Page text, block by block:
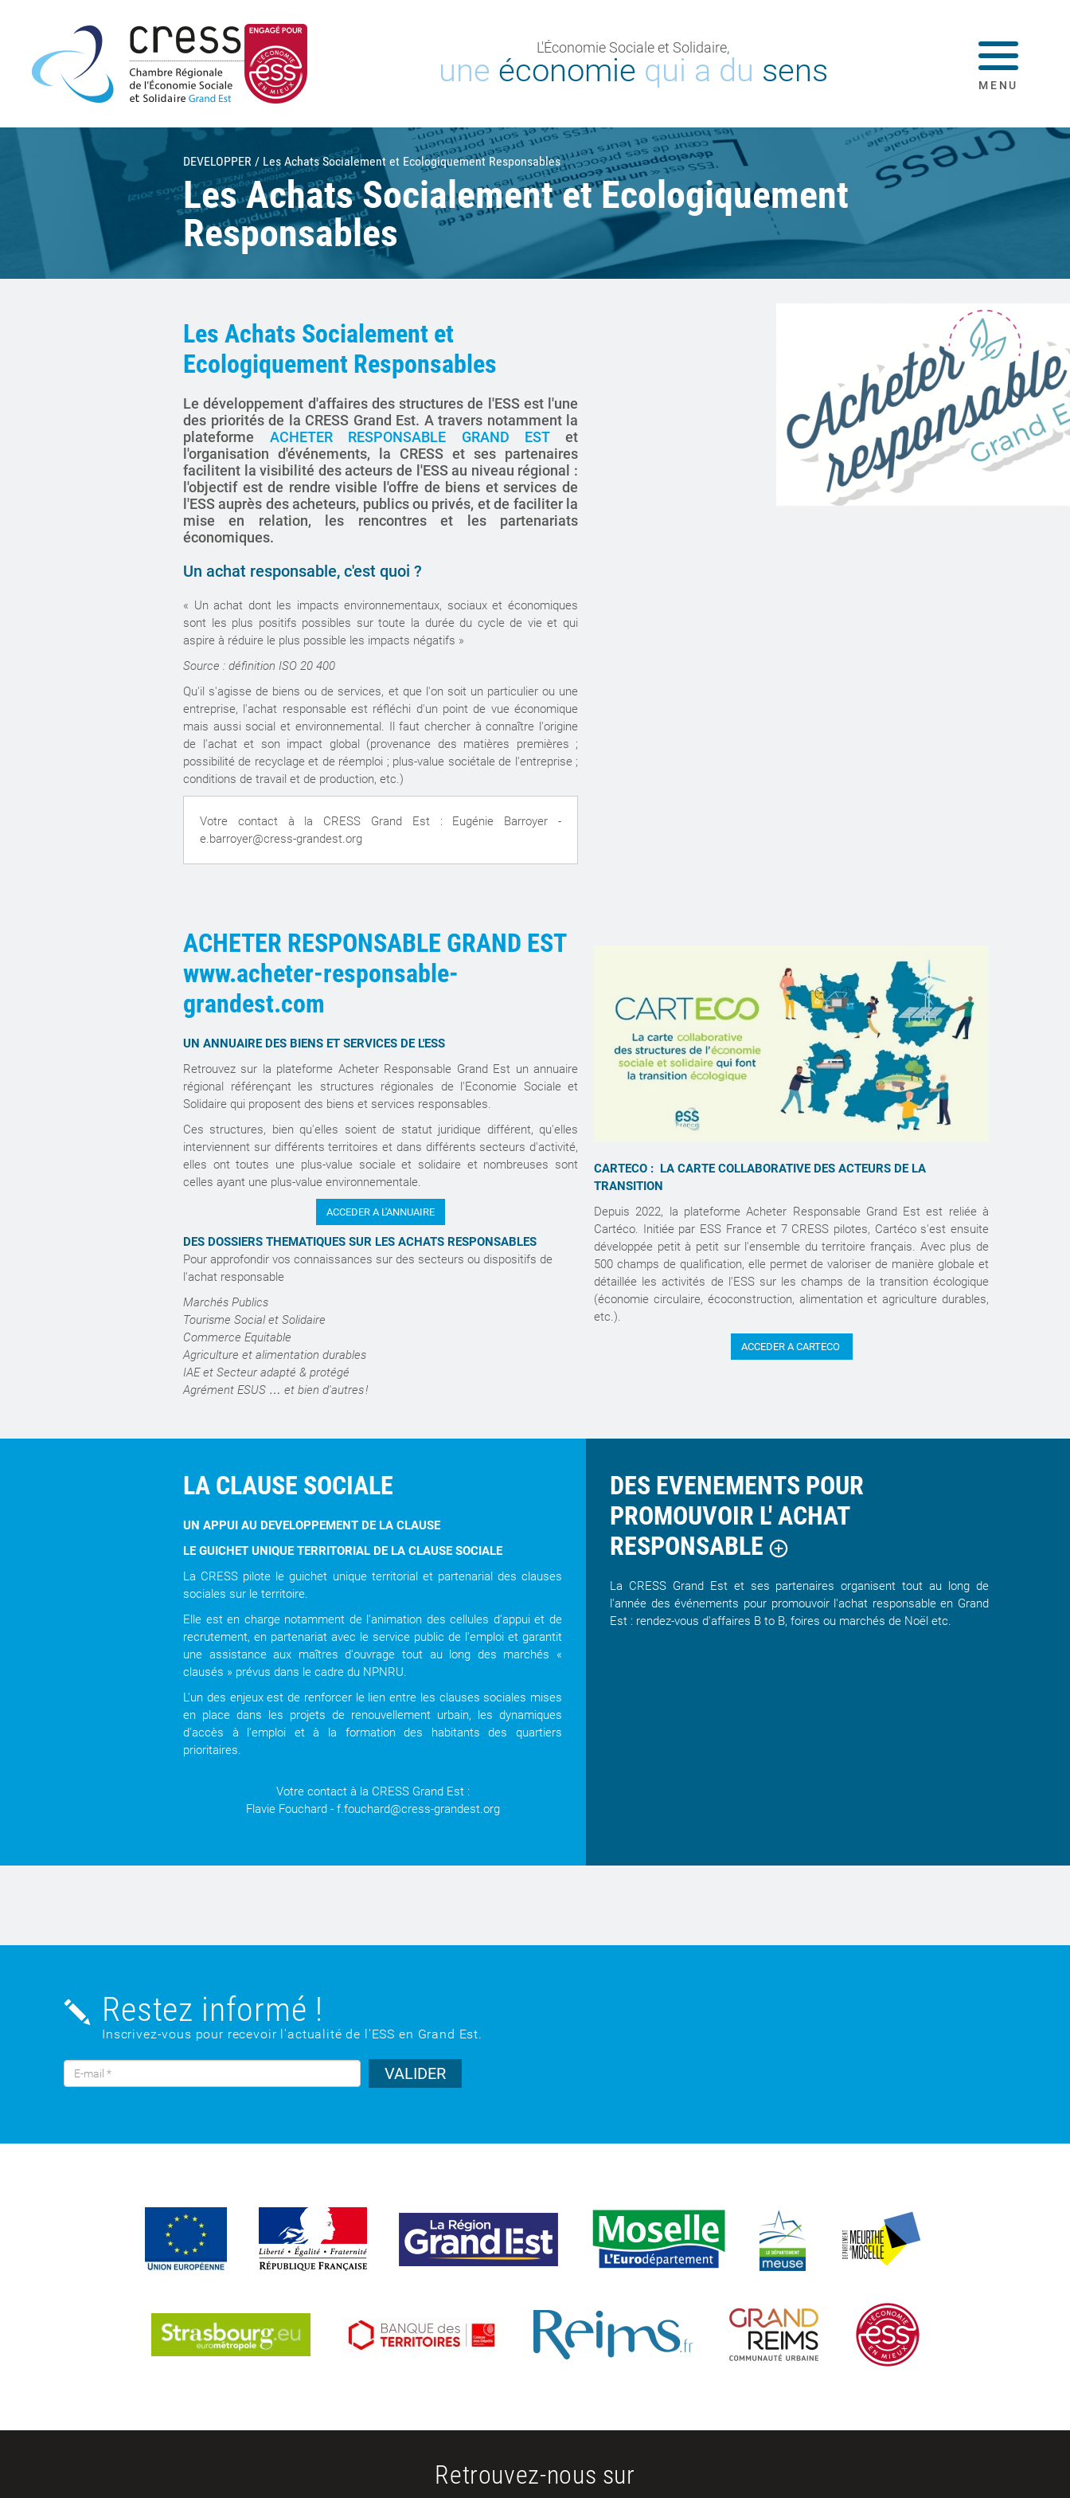
L'Économie Sociale et Solidaire,
une économie qui a du sens MENU
DEVELOPPER Les Achats Socialement et Ecologiquement Responsables
Les Achats Socialement et Ecologiquement
Responsables
Les Achats Socialement et
Ecologiquement Responsables
Le développement d'affaires des structures de l'ESS est l'une
des priorités de la CRESS Grand Est. A travers notamment la
plateforme ACHETER RESPONSABLE GRAND ESTet
l'organisation d'événements, la CRESS et ses partenaires
facilitent la visibilité des acteurs de l'ESS au niveau régional :
l'objectif est de rendre visible l'offre de biens et services de
l'ESS auprès des acheteurs, publics ou privés, et de faciliter la
mise en relation, les rencontres et les partenariats
économiques.
Un achat responsable, c'est quoi ?
« Un achat dont les impacts environnementaux, sociaux et économiques
sont les plus positifs possibles sur toute la durée du cycle de vie et qui
aspire à réduire le plus possible les impacts négatifs »
Source : définition ISO 20 400
Qu'il s'agisse de biens ou de services, et que l'on soit un particulier ou une
entreprise, l'achat responsable est réfléchi d'un point de vue économique
mais aussi social et environnemental. Il faut chercher à connaître l'origine
de l'achat et son impact global (provenance des matières premières ;
possibilité de recyclage et de réemploi ; plus-value sociétale de l'entreprise ;
conditions de travail et de production, etc.)
Votre contact à la CRESS Grand Est : Eugénie Barroyer -
e.barroyer@cress-grandest.org
ACHETER RESPONSABLE GRAND EST
www.acheter-responsable-
grandest.com
UN ANNUAIRE DES BIENS ET SERVICES DE L'ESS
Retrouvez sur la plateforme Acheter Responsable Grand Est un annuaire
régional référençant les structures régionales de l'Economie Sociale et
Solidaire qui proposent des biens et services responsables.
Ces structures, bien qu'elles soient de statut juridique différent, qu'elles
interviennent sur différents territoires et dans différents secteurs d'activité,
elles ont toutes une plus-value sociale et solidaire et nombreuses sont
celles ayant une plus-value environnementale.
ACCEDER A L'ANNUAIRE
DES DOSSIERS THEMATIQUES SUR LES ACHATS RESPONSABLES
Pour approfondir vos connaissances sur des secteurs ou dispositifs de
l'achat responsable
Marchés Publics
Tourisme Social et Solidaire
Commerce Equitable
Agriculture et alimentation durables
IAE et Secteur adapté & protégé
Agrément ESUS … et bien d'autres !
CARTECO : LA CARTE COLLABORATIVE DES ACTEURS DE LA
TRANSITION
Depuis 2022, la plateforme Acheter Responsable Grand Est est reliée à
Cartéco. Initiée par ESS France et 7 CRESS pilotes, Cartéco s'est ensuite
développée petit à petit sur l'ensemble du territoire français. Avec plus de
500 champs de qualification, elle permet de valoriser de manière globale et
détaillée les activités de l'ESS sur les champs de la transition écologique
(économie circulaire, écoconstruction, alimentation et agriculture durables,
etc.).
ACCEDER A CARTECO
LA CLAUSE SOCIALE
UN APPUI AU DEVELOPPEMENT DE LA CLAUSE
LE GUICHET UNIQUE TERRITORIAL DE LA CLAUSE SOCIALE
La CRESS pilote le guichet unique territorial et partenarial des clauses
sociales sur le territoire.
Elle est en charge notamment de l'animation des cellules d'appui et de
recrutement, en partenariat avec le service public de l'emploi et garantit
une assistance aux maîtres d'ouvrage tout au long des marchés «
clausés » prévus dans le cadre du NPNRU.
L'un des enjeux est de renforcer le lien entre les clauses sociales mises
en place dans les projets de renouvellement urbain, les dynamiques
d'accès à l'emploi et à la formation des habitants des quartiers
prioritaires.
Votre contact à la CRESS Grand Est :
Flavie Fouchard - f.fouchard@cress-grandest.org
DES EVENEMENTS POUR
PROMOUVOIR L' ACHAT
RESPONSABLE
La CRESS Grand Est et ses partenaires organisent tout au long de
l'année des événements pour promouvoir l'achat responsable en Grand
Est : rendez-vous d'affaires B to B, foires ou marchés de Noël etc.
Restez informé !
Inscrivez-vous pour recevoir l'actualité de l'ESS en Grand Est.
VALIDER
Retrouvez-nous sur